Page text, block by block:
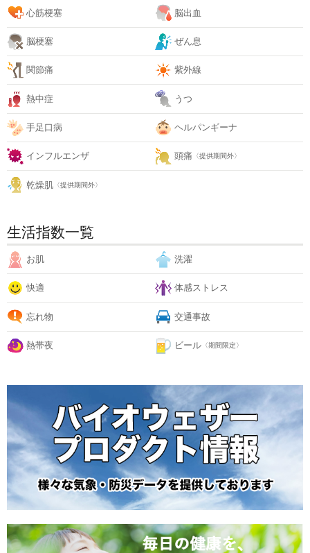
心筋梗塞 脳出血
脳梗塞 ぜん息
関節痛 紫外線
熱中症 うつ
手足口病 ヘルパンギーナ
インフルエンザ 頭痛 〈提供期間外〉
乾燥肌 〈提供期間外〉
生活指数一覧
お肌 洗濯
快適 体感ストレス
忘れ物 交通事故
熱帯夜 ビール 〈期間限定〉